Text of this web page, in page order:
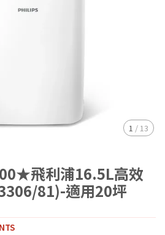
1 / 13
飛利浦16.5L高效
81)-適用20坪